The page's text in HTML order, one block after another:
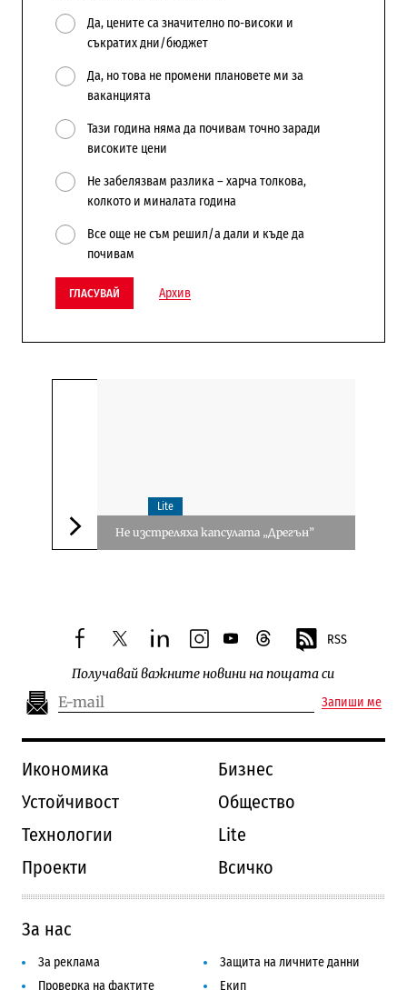
Да, цените са значително по-високи и
съкратих дни/бюджет
Да, но това не промени плановете ми за
ваканцията
Тази година няма да почивам точно заради
високите цени
Не забелязвам разлика – харча толкова,
колкото и миналата година
Все още не съм решил/а дали и къде да
почивам
ГЛАСУВАЙ Архив
Следваща новина
Lite
Не изстреляха капсулата „Дрегън”
facebooktwitterlinkedininstagram
youtubethreads RSS
Получавай важните новини на пощата си
Запиши ме
Икономика
Бизнес
Устойчивост
Общество
Технологии
Lite
Проекти
Всичко
За нас
За реклама
Защита на личните данни
Проверка на фактите
Екип